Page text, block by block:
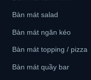
Bàn mát salad
Bàn mát ngăn kéo
Bàn mát topping / pizza
Bàn mát quầy bar